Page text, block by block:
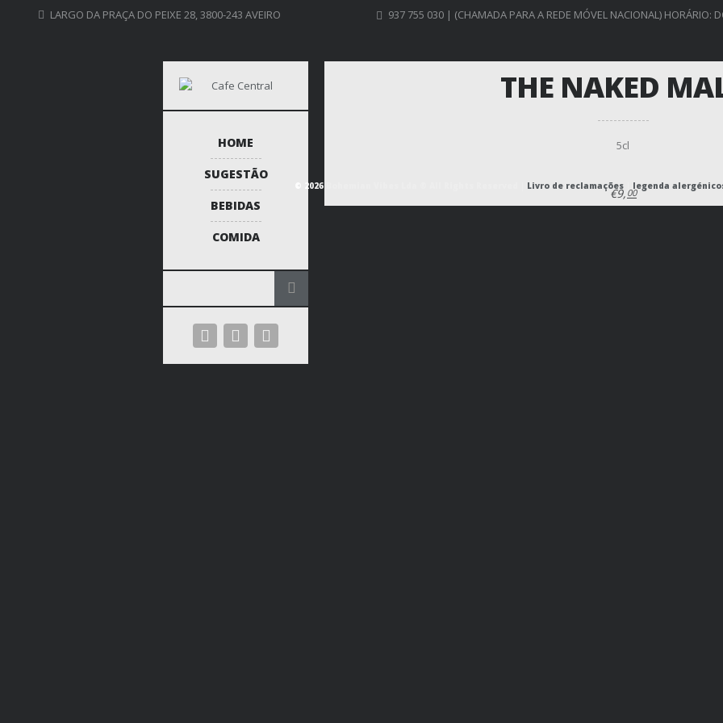
937 755 030 | (CHAMADA PARA A REDE MÓVEL NACIONAL) HORÁRIO:
LARGO DA PRAÇA DO PEIXE 28, 3800-243 AVEIRO
HOME
SUGESTÃO
BEBIDAS
COMIDA
THE NAKED
5cl
€9, 00
© 2026 Bohemian Vibes Lda ® All Rights Reserved | Livro de reclamações legenda